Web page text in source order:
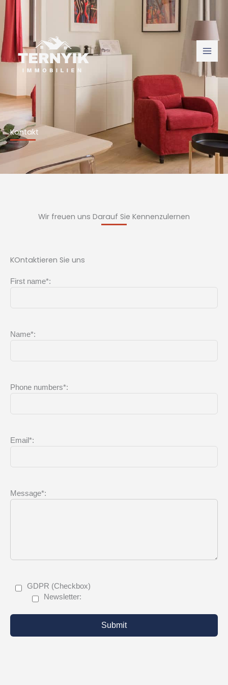
Skip
to
content
Kontakt
Wir freuen uns Darauf Sie Kennenzulernen
KOntaktieren Sie uns
First name*:
Name*:
Phone numbers*:
Email*:
Message*:
GDPR (Checkbox)
Newsletter: